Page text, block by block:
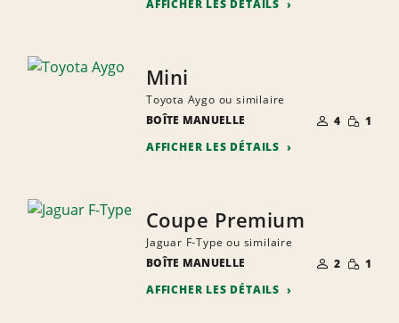
AFFICHER LES DÉTAILS
Mini
Toyota Aygo ou similaire
BOÎTE MANUELLE
NOMBRE DE
PERSONNES
4 PETITE
1
AFFICHER LES DÉTAILS
Coupe Premium
Jaguar F-Type ou similaire
BOÎTE MANUELLE
NOMBRE DE
PERSONNES
2 PETITE
1
AFFICHER LES DÉTAILS